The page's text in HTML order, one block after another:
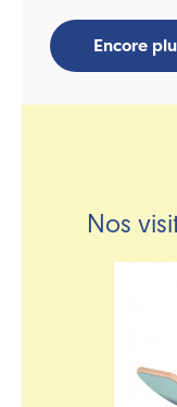
Encore
Nos